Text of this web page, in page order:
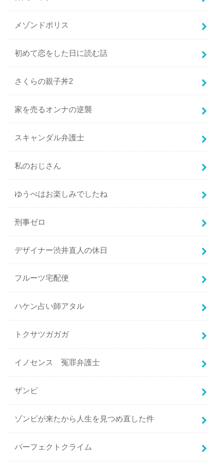
メゾンドポリス
初めて恋をした日に読む話
さくらの親子丼2
家を売るオンナの逆襲
スキャンダル弁護士
私のおじさん
ゆうべはお楽しみでしたね
刑事ゼロ
デザイナー渋井直人の休日
フルーツ宅配便
ハケン占い師アタル
トクサツガガガ
イノセンス 冤罪弁護士
ザンビ
ゾンビが来たから人生を見つめ直した件
パーフェクトクライム